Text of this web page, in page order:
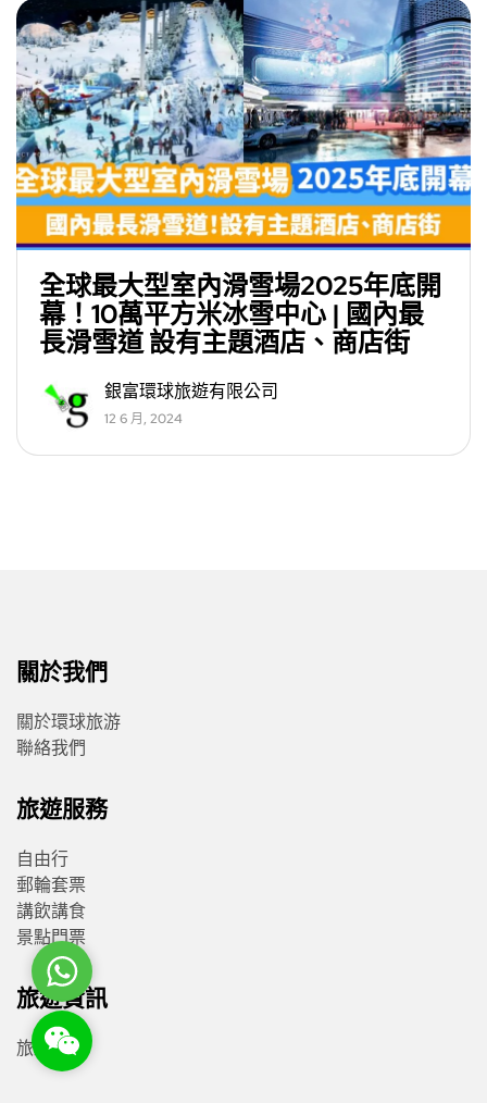
全球最大型室內滑雪場2025年底開
幕！10萬平方米冰雪中心 | 國內最
長滑雪道 設有主題酒店、商店街
銀富環球旅遊有限公司
12 6 月, 2024
關於我們
關於環球旅游
聯絡我們
旅遊服務
自由行
郵輪套票
講飲講食
景點門票
旅遊資訊
旅遊資訊
WhatsApp
WeChat: rsgt819